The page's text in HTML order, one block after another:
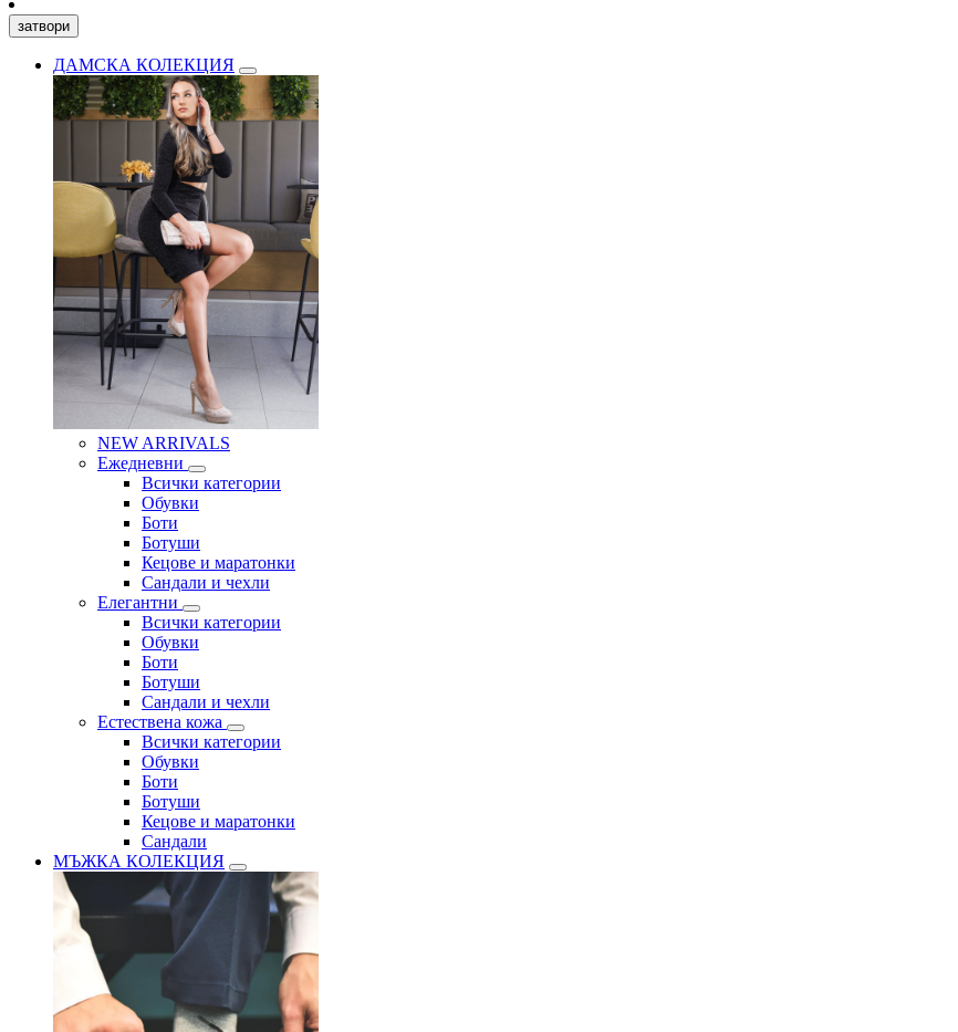
затвори
ДАМСКА КОЛЕКЦИЯ
NEW ARRIVALS
Ежедневни
Всички категории
Обувки
Боти
Ботуши
Кецове и маратонки
Сандали и чехли
Елегантни
Всички категории
Обувки
Боти
Ботуши
Сандали и чехли
Естествена кожа
Всички категории
Обувки
Боти
Ботуши
Кецове и маратонки
Сандали
МЪЖКА КОЛЕКЦИЯ